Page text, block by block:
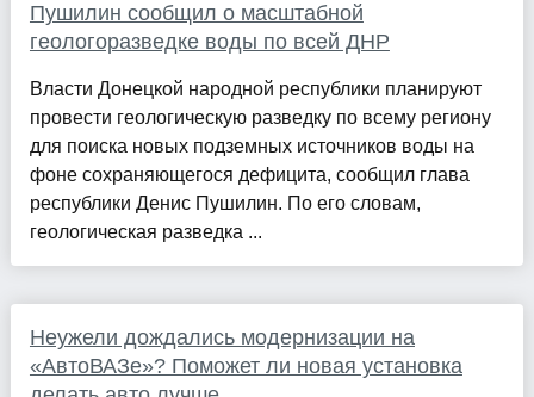
Пушилин сообщил о масштабной
геологоразведке воды по всей ДНР
Власти Донецкой народной республики планируют
провести геологическую разведку по всему региону
для поиска новых подземных источников воды на
фоне сохраняющегося дефицита, сообщил глава
республики Денис Пушилин. По его словам,
геологическая разведка ...
Неужели дождались модернизации на
«АвтоВАЗе»? Поможет ли новая установка